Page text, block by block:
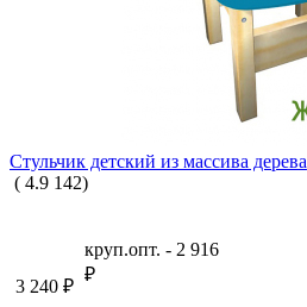
Стульчик детский из массива дерева
( 4.9 142)
3 240 ₽
круп.опт. - 2 916
₽